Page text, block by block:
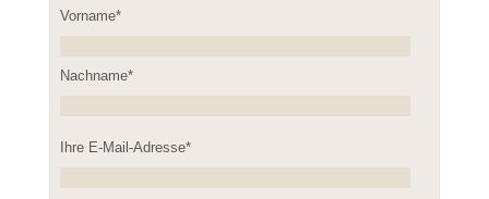
Vorname*
Nachname*
leave
Ihre E-Mail-Adresse*